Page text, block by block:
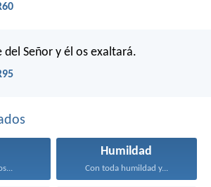
Señor y él os exaltará.
Humildad
Con toda humildad y...